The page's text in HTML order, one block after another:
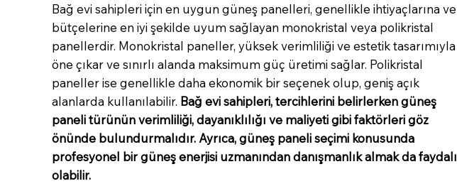
Bağ evi sahipleri için en uygun güneş panelleri, genellikle ihtiyaçlarına ve
bütçelerine en iyi şekilde uyum sağlayan monokristal veya polikristal
panellerdir. Monokristal paneller, yüksek verimliliği ve estetik tasarımıyla
öne çıkar ve sınırlı alanda maksimum güç üretimi sağlar. Polikristal
paneller ise genellikle daha ekonomik bir seçenek olup, geniş açık
alanlarda kullanılabilir. Bağ evi sahipleri, tercihlerini belirlerken güneş
paneli türünün verimliliği, dayanıklılığı ve maliyeti gibi faktörleri göz
önünde bulundurmalıdır. Ayrıca, güneş paneli seçimi konusunda
profesyonel bir güneş enerjisi uzmanından danışmanlık almak da faydalı
olabilir.